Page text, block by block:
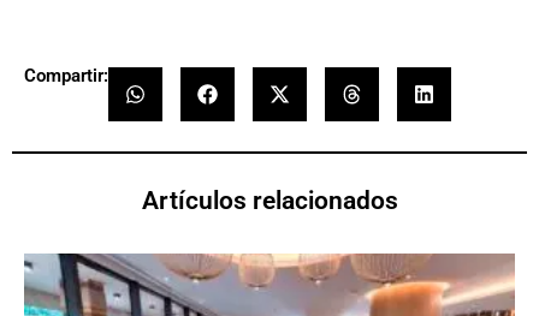
Compartir:
Artículos relacionados